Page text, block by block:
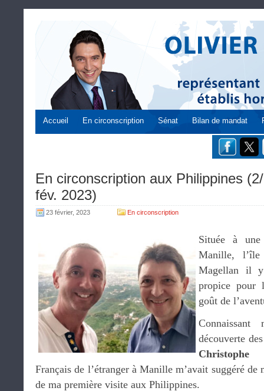
Accueil En circonscription Sénat Bilan de mandat
En circonscription aux Philippines
fév. 2023)
23 février, 2023 En circonscription
Située à
Manille,
Magellan il
propice pour
goût de
découverte
Christophe
Français de l’étranger à Manille m’avait suggéré
de ma première visite aux Philippines.